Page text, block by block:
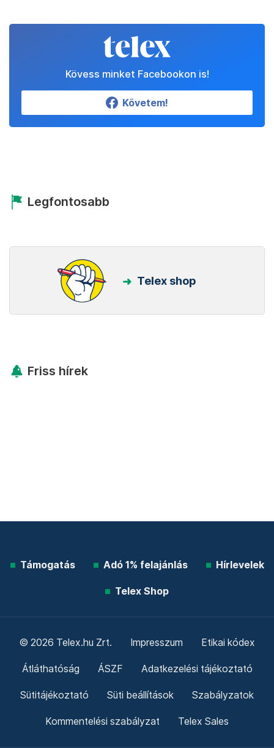
Kövess minket Facebookon is!
Követem!
Legfontosabb
Telex shop
Friss hírek
Támogatás Adó 1% felajánlás Hírlevelek
Telex Shop
© 2026 Telex.hu Zrt. Impresszum Etikai kódex
Átláthatóság ÁSZF Adatkezelési tájékoztató
Sütitájékoztató Süti beállítások Szabályzatok
Kommentelési szabályzat Telex Sales